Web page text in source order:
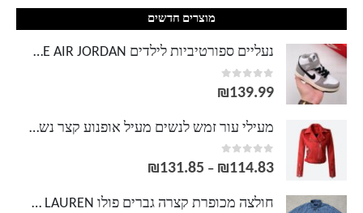
מוצרים חדשים
נעליים ספורטיביות לילדים NIKE AIR JORDAN
0
out of 5
₪139.99
מעילי עור זמש לנשים מעיל אופנוע קצר נשים 2020 אופנה אופנוען פו פו סתיו חורף jaqueta de couro
0
out of 5
₪114.83
–
₪131.85
חולצה מכופרת קצרה גברים פולו POLO RALPH LAUREN